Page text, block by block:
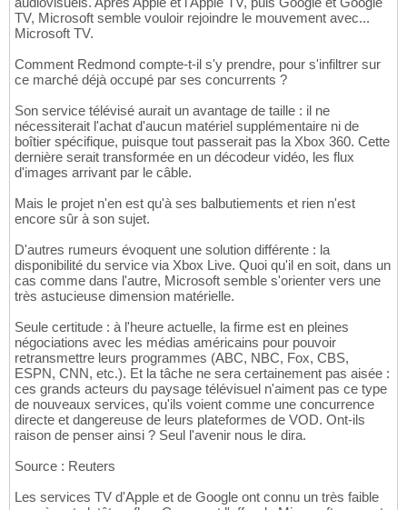
TV, Microsoft semble vouloir rejoindre le mouvement avec...
Microsoft TV.
Comment Redmond compte-t-il s'y prendre, pour s'infiltrer sur
ce marché déjà occupé par ses concurrents ?
Son service télévisé aurait un avantage de taille : il ne
nécessiterait l'achat d'aucun matériel supplémentaire ni de
boîtier spécifique, puisque tout passerait pas la Xbox 360. Cette
dernière serait transformée en un décodeur vidéo, les flux
d'images arrivant par le câble.
Mais le projet n'en est qu'à ses balbutiements et rien n'est
encore sûr à son sujet.
D'autres rumeurs évoquent une solution différente : la
disponibilité du service via Xbox Live. Quoi qu'il en soit, dans un
cas comme dans l'autre, Microsoft semble s'orienter vers une
très astucieuse dimension matérielle.
Seule certitude : à l'heure actuelle, la firme est en pleines
négociations avec les médias américains pour pouvoir
retransmettre leurs programmes (ABC, NBC, Fox, CBS,
ESPN, CNN, etc.). Et la tâche ne sera certainement pas aisée :
ces grands acteurs du paysage télévisuel n'aiment pas ce type
de nouveaux services, qu'ils voient comme une concurrence
directe et dangereuse de leurs plateformes de VOD. Ont-ils
raison de penser ainsi ? Seul l'avenir nous le dira.
Source : Reuters
Les services TV d'Apple et de Google ont connu un très faible